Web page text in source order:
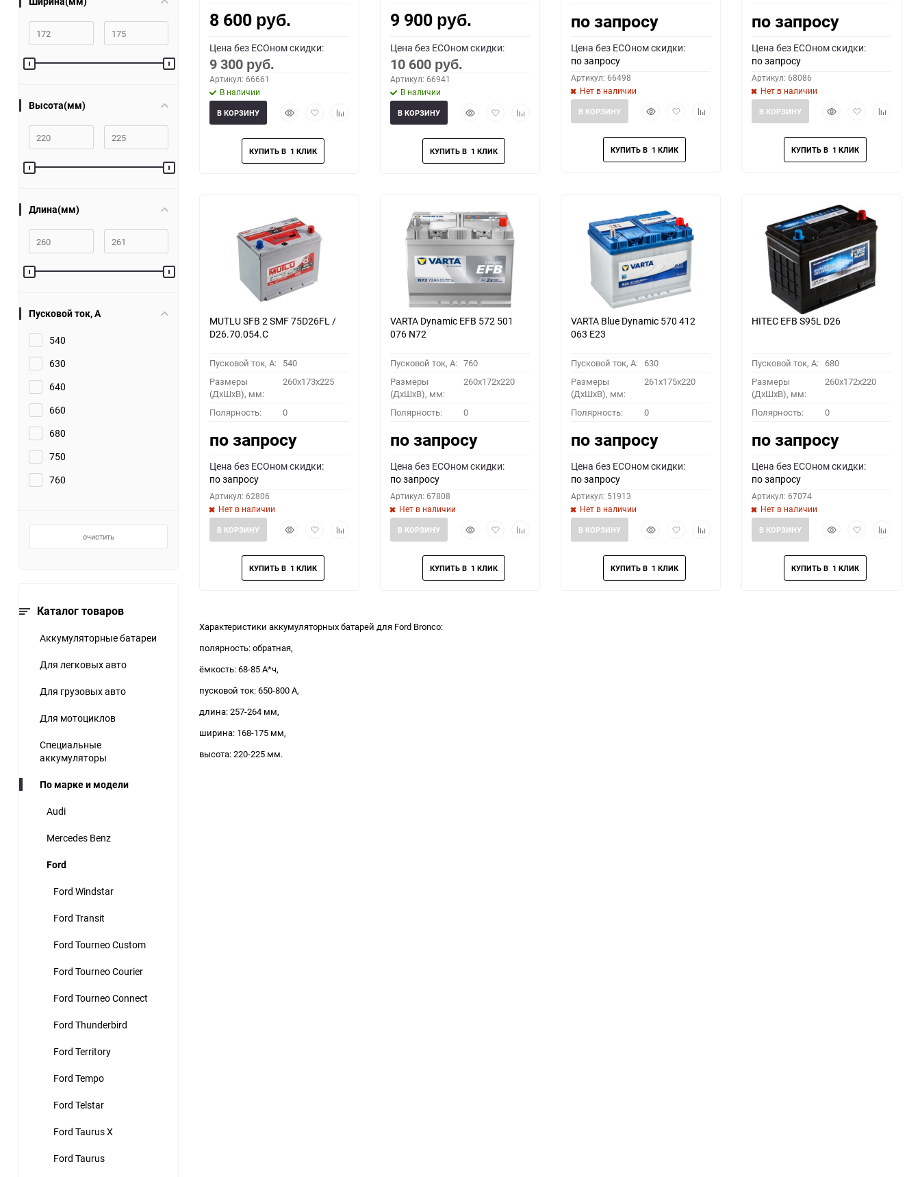
Высота(мм)
Длина(мм)
Пусковой ток, A
540
630
640
660
680
750
760
очистить
Каталог товаров
Аккумуляторные батареи
Для легковых авто
Для грузовых авто
Для мотоциклов
Специальные
аккумуляторы
По марке и модели
Audi
Mercedes Benz
Ford
Ford Windstar
Ford Transit
Ford Tourneo Custom
Ford Tourneo Courier
Ford Tourneo Connect
Ford Thunderbird
Ford Territory
Ford Tempo
Ford Telstar
Ford Taurus X
Ford Taurus
8 600 руб.
Цена без ECOном скидки:
9 300 руб.
Артикул: 66661
В наличии
БыстрыйДобавить
избранное
Добавить
В КОРЗИНУ
9 900 руб.
Цена без ECOном скидки:
10 600 руб.
Артикул: 66941
В наличии
БыстрыйДобавить
избранное
Добавить
В КОРЗИНУ
по запросу
Цена без ECOном скидки:
по запросу
Артикул: 66498
Нет в наличии
БыстрыйДобавить
избранное
Добавить
В КОРЗИНУ
по запросу
Цена без ECOном скидки:
по запросу
Артикул: 68086
Нет в наличии
БыстрыйДобавить
избранное
Добавить
В КОРЗИНУ
MUTLU SFB 2 SMF 75D26FL /
D26.70.054.C
Пусковой ток, A: 540
Размеры
(ДхШхВ), мм:
260x173x225
Полярность: 0
по запросу
Цена без ECOном скидки:
по запросу
Артикул: 62806
Нет в наличии
БыстрыйДобавить
избранное
Добавить
В КОРЗИНУ
VARTA Dynamic EFB 572 501
076 N72
Пусковой ток, A: 760
Размеры
(ДхШхВ), мм:
260x172x220
Полярность: 0
по запросу
Цена без ECOном скидки:
по запросу
Артикул: 67808
Нет в наличии
БыстрыйДобавить
избранное
Добавить
В КОРЗИНУ
VARTA Blue Dynamic 570 412
063 E23
Пусковой ток, A: 630
Размеры
(ДхШхВ), мм:
261x175x220
Полярность: 0
по запросу
Цена без ECOном скидки:
по запросу
Артикул: 51913
Нет в наличии
БыстрыйДобавить
избранное
Добавить
В КОРЗИНУ
HITEC EFB S95L D26
Пусковой ток, A: 680
Размеры
(ДхШхВ), мм:
260x172x220
Полярность: 0
по запросу
Цена без ECOном скидки:
по запросу
Артикул: 67074
Нет в наличии
БыстрыйДобавить
избранное
Добавить
В КОРЗИНУ
Характеристики аккумуляторных батарей для Ford Bronco:
полярность: обратная,
ёмкость: 68-85 А*ч,
пусковой ток: 650-800 А,
длина: 257-264 мм,
ширина: 168-175 мм,
высота: 220-225 мм.